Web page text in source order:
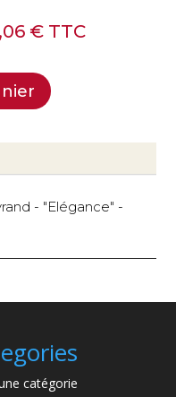
€TTC
- "Elégance" -
catégorie